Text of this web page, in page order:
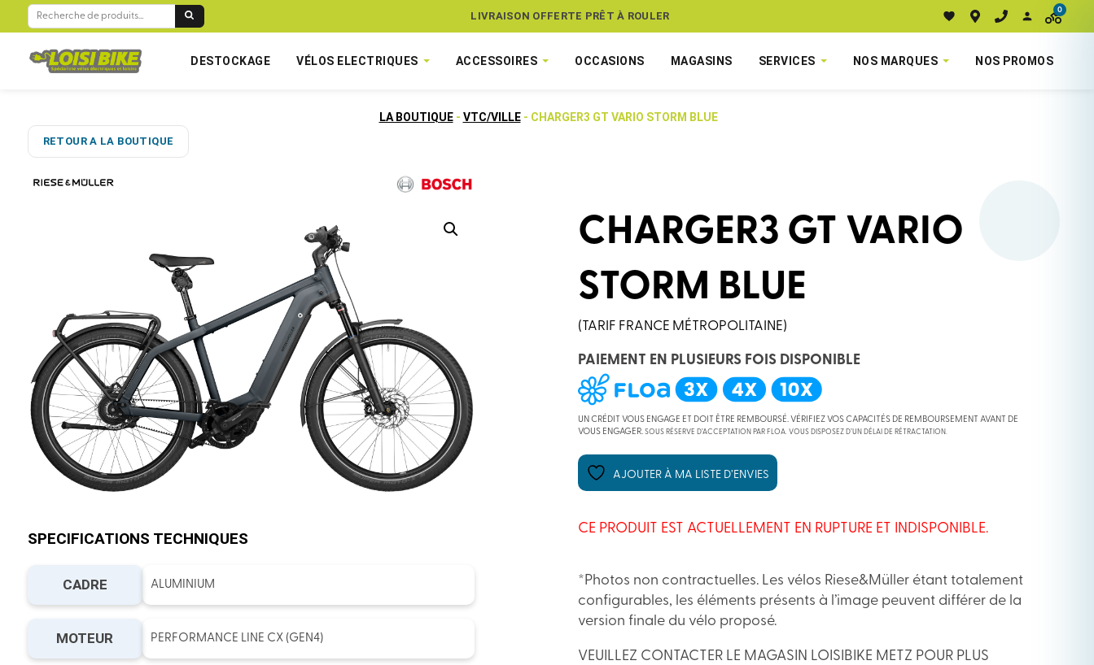
RECHERCHE
LIVRAISON OFFERTE PRÊT À ROULER
ASSUREZ VOTRE VÉLO CONTRE LE VOL 0
DESTOCKAGE VÉLOS ELECTRIQUES ACCESSOIRES OCCASIONS MAGASINS SERVICES NOS MARQUES NOS PROMOS
LA BOUTIQUE - VTC/VILLE - CHARGER3 GT VARIO STORM BLUE
RETOUR A LA BOUTIQUE
SPECIFICATIONS TECHNIQUES
CADRE ALUMINIUM
MOTEUR PERFORMANCE LINE CX (GEN4)
CHARGER3 GT VARIO
STORM BLUE
(TARIF FRANCE MÉTROPOLITAINE)
PAIEMENT EN PLUSIEURS FOIS DISPONIBLE
UN CRÉDIT VOUS ENGAGE ET DOIT ÊTRE REMBOURSÉ. VÉRIFIEZ VOS CAPACITÉS DE REMBOURSEMENT AVANT DE
VOUS ENGAGER.SOUS RÉSERVE D’ACCEPTATION PAR FLOA. VOUS DISPOSEZ D’UN DÉLAI DE RÉTRACTATION.
AJOUTER À MA LISTE D’ENVIES
CE PRODUIT EST ACTUELLEMENT EN RUPTURE ET INDISPONIBLE.
*Photos non contractuelles. Les vélos Riese&Müller étant totalement
configurables, les éléments présents à l’image peuvent différer de la
version finale du vélo proposé.
VEUILLEZ CONTACTER LE MAGASIN LOISIBIKE METZ POUR PLUS